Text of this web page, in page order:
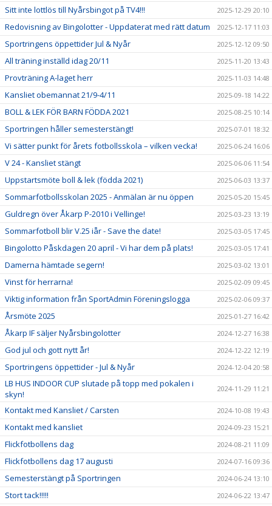
Sitt inte lottlös till Nyårsbingot på TV4!!! 2025-12-29 20:10
Redovisning av Bingolotter - Uppdaterat med rätt datum 2025-12-17 11:03
Sportringens öppettider Jul & Nyår 2025-12-12 09:50
All träning inställd idag 20/11 2025-11-20 13:43
Provträning A-laget herr 2025-11-03 14:48
Kansliet obemannat 21/9-4/11 2025-09-18 14:22
BOLL & LEK FÖR BARN FÖDDA 2021 2025-08-25 10:14
Sportringen håller semesterstängt! 2025-07-01 18:32
Vi sätter punkt för årets fotbollsskola – vilken vecka! 2025-06-24 16:06
V 24 - Kansliet stängt 2025-06-06 11:54
Uppstartsmöte boll & lek (födda 2021) 2025-06-03 13:37
Sommarfotbollsskolan 2025 - Anmälan är nu öppen 2025-05-20 15:45
Guldregn över Åkarp P-2010 i Vellinge! 2025-03-23 13:19
Sommarfotboll blir V.25 iår - Save the date! 2025-03-05 17:45
Bingolotto Påskdagen 20 april - Vi har dem på plats! 2025-03-05 17:41
Damerna hämtade segern! 2025-03-02 13:01
Vinst för herrarna! 2025-02-09 09:45
Viktig information från SportAdmin Föreningslogga 2025-02-06 09:37
Årsmöte 2025 2025-01-27 16:42
Åkarp IF säljer Nyårsbingolotter 2024-12-27 16:38
God jul och gott nytt år! 2024-12-22 12:19
Sportringens öppettider - Jul & Nyår 2024-12-04 20:58
LB HUS INDOOR CUP slutade på topp med pokalen i
skyn!
2024-11-29 11:21
Kontakt med Kansliet / Carsten 2024-10-08 19:43
Kontakt med kansliet 2024-09-23 15:21
Flickfotbollens dag 2024-08-21 11:09
Flickfotbollens dag 17 augusti 2024-07-16 09:36
Semesterstängt på Sportringen 2024-06-24 13:10
Stort tack!!!!! 2024-06-22 13:47